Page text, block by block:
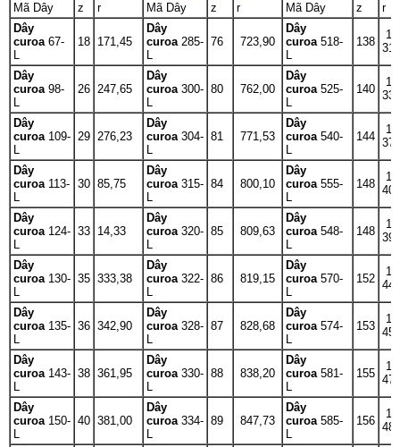
Mã Dây
z r Mã Dây z r Mã Dây z
r
Dây
curoa 67-
L
18 171,45
Dây
curoa 285-
L
76 723,90
Dây
curoa 518-
L
138
1
Dây
curoa 98-
L
26 247,65
Dây
curoa 300-
L
80 762,00
Dây
curoa 525-
L
140
1
Dây
curoa 109-
L
29 276,23
Dây
curoa 304-
L
81 771,53
Dây
curoa 540-
L
144
1
Dây
curoa 113-
L
30 85,75
Dây
curoa 315-
L
84 800,10
Dây
curoa 555-
L
148
1
Dây
curoa 124-
L
33 14,33
Dây
curoa 320-
L
85 809,63
Dây
curoa 548-
L
148
1
Dây
curoa 130-
L
35 333,38
Dây
curoa 322-
L
86 819,15
Dây
curoa 570-
L
152
1
Dây
curoa 135-
L
36 342,90
Dây
curoa 328-
L
87 828,68
Dây
curoa 574-
L
153
1
Dây
curoa 143-
L
38 361,95
Dây
curoa 330-
L
88 838,20
Dây
curoa 581-
L
155
1
Dây
curoa 150-
L
40 381,00
Dây
curoa 334-
L
89 847,73
Dây
curoa 585-
L
156
1